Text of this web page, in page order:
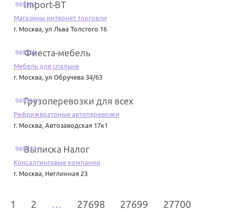
969567
Import-BT
Магазины интернет торговли
г. Москва, ул Льва Толстого 16
969568
Фиеста-мебель
Мебель для спальни
г. Москва, ул Обручева 34/63
969569
Грузоперевозки для всех
Рефрижератоные автоперевозки
г. Москва, Автозаводская 17к1
969570
Выписка Налог
Консалтинговые компании
г. Москва, Неглинная 23
1 2 … 27698 27699
27700